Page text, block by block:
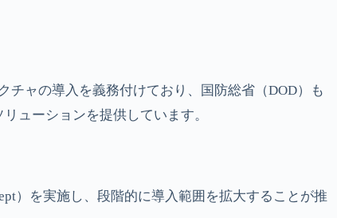
ャの導入を義務付けており、国防総省（DOD）も
ューションを提供しています。
）を実施し、段階的に導入範囲を拡大することが推